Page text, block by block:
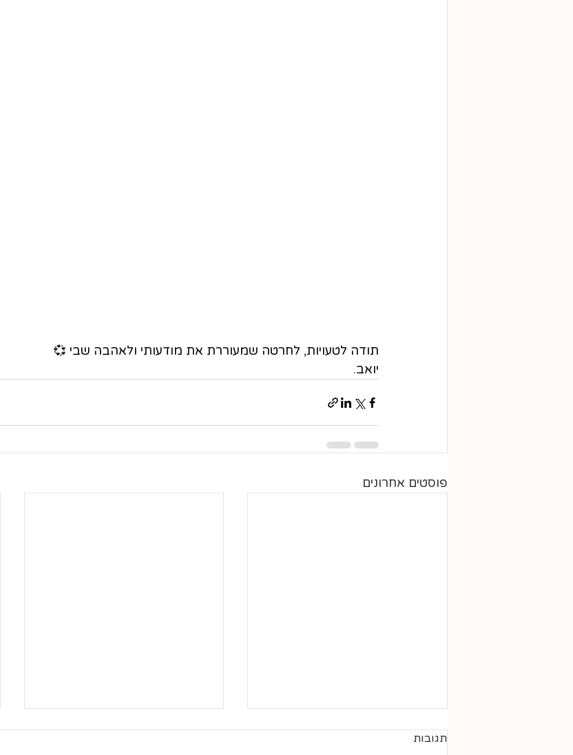
תודה לטעויות, לחרטה שמעוררת את מודעותי ולאהבה שבי 💞
יואב.
פוסטים אחרונים
תגובות